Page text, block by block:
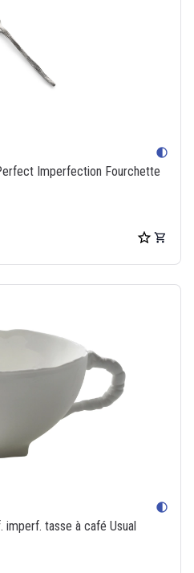
contrast
Imperfection Fourchette
contrast
imperf. tasse à café Usual